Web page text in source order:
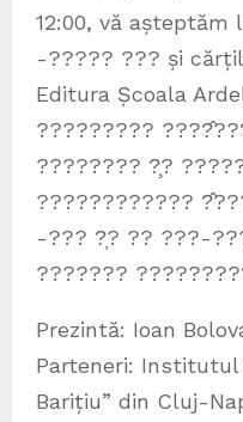
12:00, vă
-????? ??? și
Editura Școala
?????????
???????? ?̧?
????????????
-??? ?̦? ?? ???-
???????
Prezintă: Ioan
Parteneri: Institutul
Barițiu” din Cluj-